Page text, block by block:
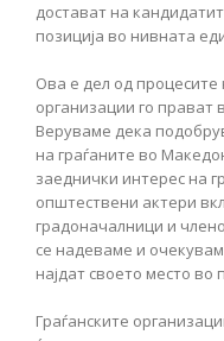
достават на
позиција во нивната
Ова е дел од процесите
организации го прават
Веруваме дека
на граѓаните во
заеднички интерес на
општествени актери
градоначалници и
се надеваме и
најдат своето место
Граѓанските